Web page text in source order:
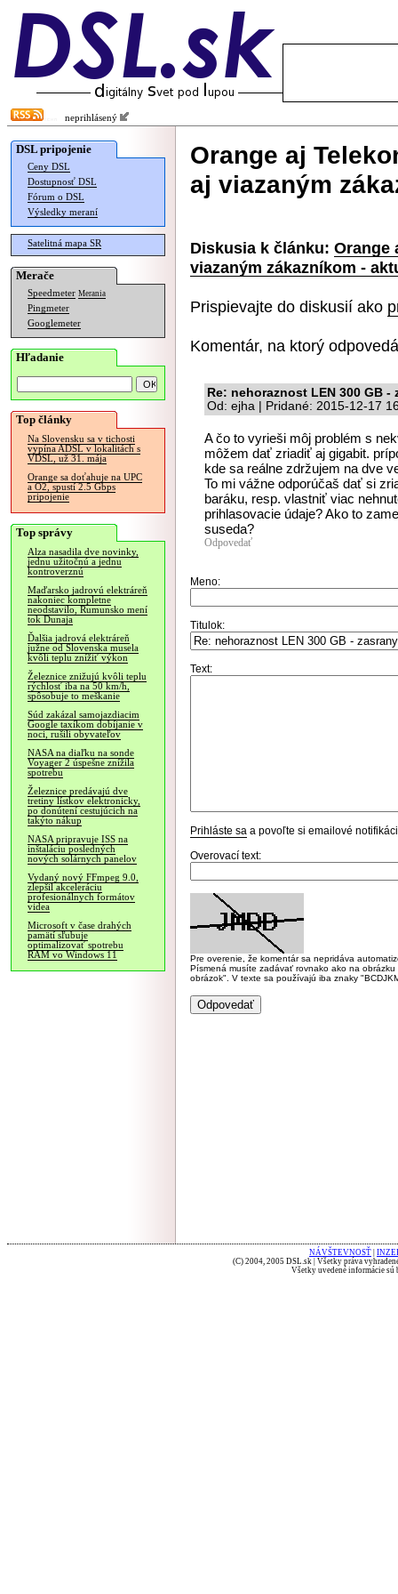
neprihlásený
DSL pripojenie
Ceny DSL
Dostupnosť DSL
Fórum o DSL
Výsledky meraní
Satelitná mapa SR
Merače
Speedmeter Merania
Pingmeter
Googlemeter
Hľadanie
Top články
Na Slovensku sa v tichosti
vypína ADSL v lokalitách s
VDSL, už 31. mája
Orange sa doťahuje na UPC
a O2, spustí 2.5 Gbps
pripojenie
Top správy
Alza nasadila dve novinky,
jednu užitočnú a jednu
kontroverznú
Maďarsko jadrovú elektráreň
nakoniec kompletne
neodstavilo, Rumunsko mení
tok Dunaja
Ďalšia jadrová elektráreň
južne od Slovenska musela
kvôli teplu znížiť výkon
Železnice znižujú kvôli teplu
rýchlosť iba na 50 km/h,
spôsobuje to meškanie
Súd zakázal samojazdiacim
Google taxíkom dobíjanie v
noci, rušili obyvateľov
NASA na diaľku na sonde
Voyager 2 úspešne znížila
spotrebu
Železnice predávajú dve
tretiny lístkov elektronicky,
po donútení cestujúcich na
takýto nákup
NASA pripravuje ISS na
inštaláciu posledných
nových solárnych panelov
Vydaný nový FFmpeg 9.0,
zlepšil akceleráciu
profesionálnych formátov
videa
Microsoft v čase drahých
pamätí sľubuje
optimalizovať spotrebu
RAM vo Windows 11
Orange aj
aj viazaným
Diskusia k článku: Orange
viazaným zákazníkom -
Prispievajte do diskusií ako
Komentár, na ktorý
Re: nehoraznost LEN 300 GB
Od: ejha | Pridané: 2015-12-17
A čo to vyrieši môj problém s
môžem dať zriadiť aj gigabit.
kde sa reálne zdržujem na dve
To mi vážne odporúčaš dať si
baráku, resp. vlastniť viac
prihlasovacie údaje? Ako to
suseda?
Odpovedať
Meno:
Titulok:
Text:
Prihláste sa a povoľte si emailové
Overovací text:
Pre overenie, že komentár sa nepridáva
Písmená musíte zadávať rovnako ako na
obrázok". V texte sa používajú iba znaky
NÁVŠTEVNOSŤ
(C) 2004, 2005 DSL.sk | Všetky práva
Všetky uvedené informácie sú